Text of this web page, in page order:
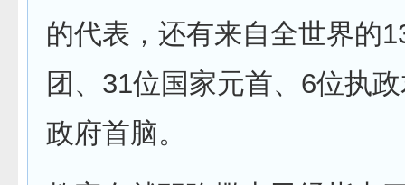
的代表，还有来自全世界的
团、31位国家元首、6位执
政府首脑。